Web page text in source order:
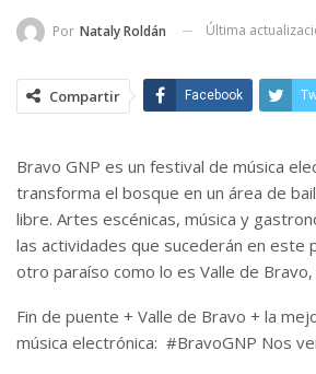
Por Nataly Roldán Última
Compartir Facebook
Bravo GNP es un festival de música
transforma el bosque en un área de
libre. Artes escénicas, música y
las actividades que sucederán en este
otro paraíso como lo es Valle de Bravo,
Fin de puente + Valle de Bravo + la
música electrónica: #BravoGNP Nos